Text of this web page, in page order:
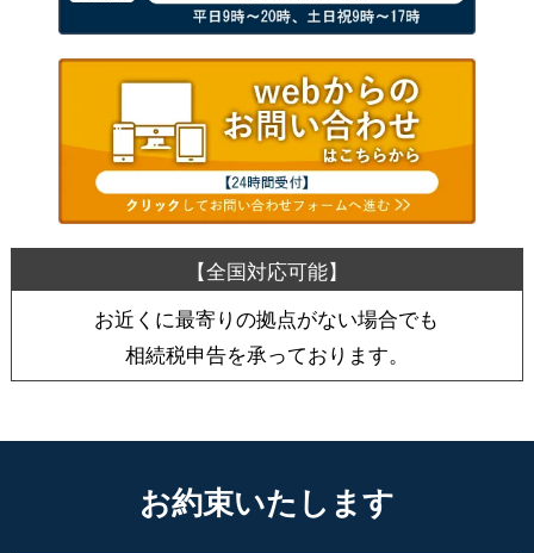
お近くに最寄りの拠点がない場合でも
相続税申告を承っております。
お約束いたします